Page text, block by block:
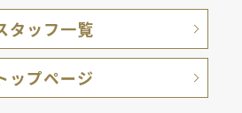
タッフ一覧
ップページ